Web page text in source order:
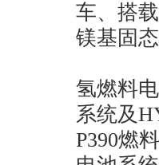
车、搭
镁基固
氢燃料
系统及
P390燃